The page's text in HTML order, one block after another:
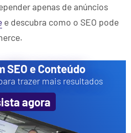
apenas de anúncios
e descubra como o SEO pode
SEO e Conteúdo
trazer mais resultados
agora